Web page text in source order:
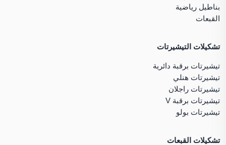
بناطيل رياضية
القبعات
تشكيلات التيشيرتات
تيشيرتات برقبة دائرية
تيشيرتات هنلي
تيشيرتات راجلان
تيشيرتات برقبة V
تيشيرتات بولو
تشكيلات القبعات